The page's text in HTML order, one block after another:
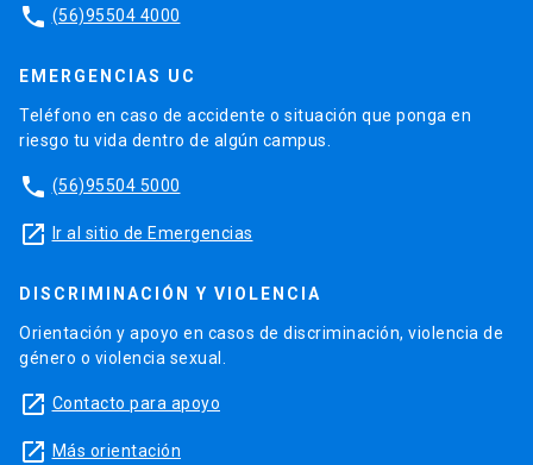
phone (56)95504 4000
EMERGENCIAS UC
Teléfono en caso de accidente o situación que ponga en
riesgo tu vida dentro de algún campus.
phone (56)95504 5000
launch Ir al sitio de Emergencias
DISCRIMINACIÓN Y VIOLENCIA
Orientación y apoyo en casos de discriminación, violencia de
género o violencia sexual.
launch Contacto para apoyo
launch Más orientación